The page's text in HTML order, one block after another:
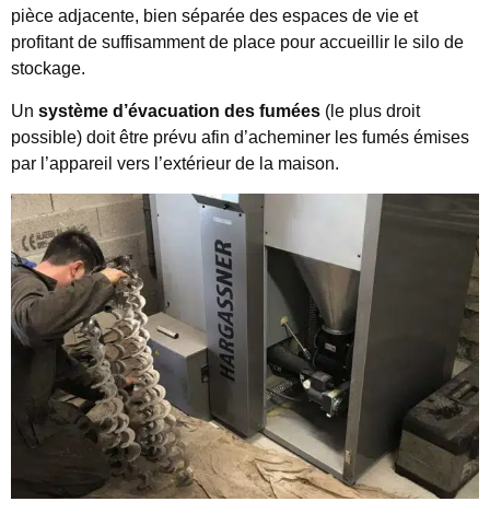
pièce adjacente, bien séparée des espaces de vie et
profitant de suffisamment de place pour accueillir le silo de
stockage.
Un système d’évacuation des fumées (le plus droit
possible) doit être prévu afin d’acheminer les fumés émises
par l’appareil vers l’extérieur de la maison.